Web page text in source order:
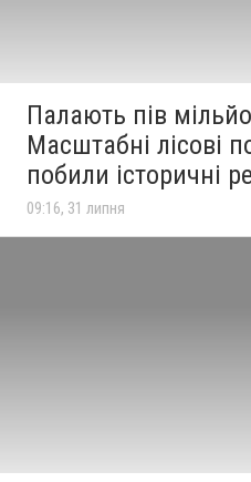
Палають пів
Масштабні лісові
побили історичні
09:16, 31 липня